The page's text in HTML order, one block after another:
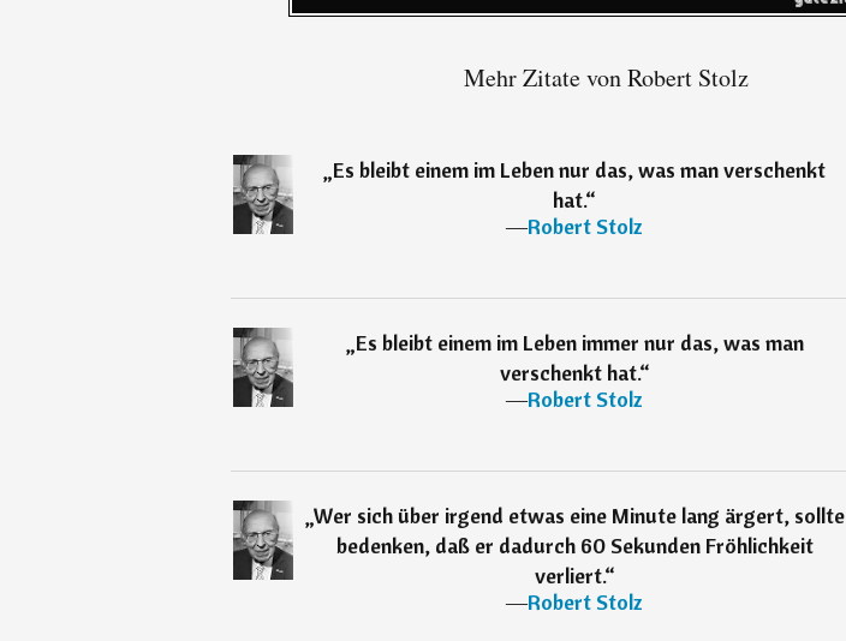
Mehr Zitate von Robert Stolz
„Es bleibt einem im Leben nur das, was man verschenkt
hat.“
―Robert Stolz
„Es bleibt einem im Leben immer nur das, was man
verschenkt hat.“
―Robert Stolz
„Wer sich über irgend etwas eine Minute lang ärgert, sollte
bedenken, daß er dadurch 60 Sekunden Fröhlichkeit
verliert.“
―Robert Stolz